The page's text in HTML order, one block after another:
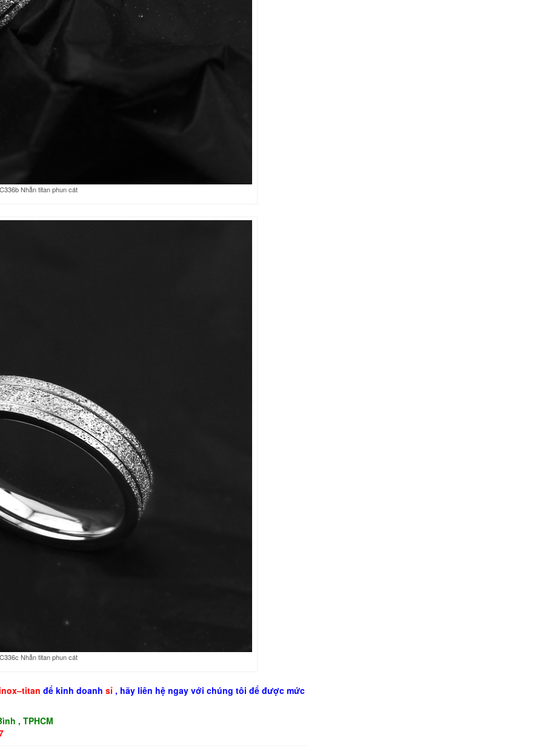
Nhẫn titan phun cát
Nhẫn titan phun cát
–titan để kinh doanh sỉ , hãy liên hệ ngay với chúng tôi để được mức
, TPHCM